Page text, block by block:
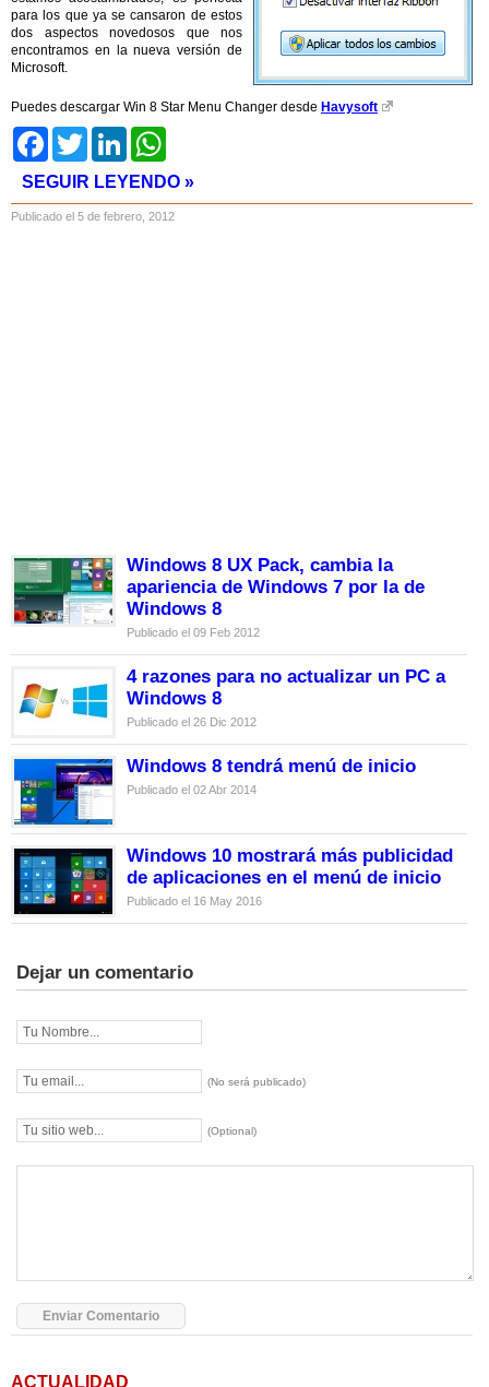
para los que ya se cansaron de estos
dos aspectos novedosos que nos
encontramos en la nueva versión de
Microsoft.
Puedes descargar Win 8 Star Menu Changer desde Havysoft
FacebookTwitter LinkedIn
SEGUIR LEYENDO »
Publicado el 5 de febrero, 2012
Windows 8 UX Pack, cambia la
apariencia de Windows 7 por la de
Windows 8
Publicado el 09 Feb 2012
4 razones para no actualizar un PC a
Windows 8
Publicado el 26 Dic 2012
Windows 8 tendrá menú de inicio
Publicado el 02 Abr 2014
Windows 10 mostrará más publicidad
de aplicaciones en el menú de inicio
Publicado el 16 May 2016
Dejar un comentario
(No será publicado)
(Optional)
ACTUALIDAD